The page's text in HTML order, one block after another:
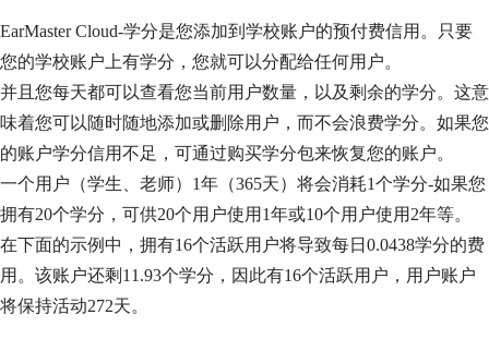
EarMaster Cloud-学分是您添加到学校账户的预付费信用。只要
您的学校账户上有学分，您就可以分配给任何用户。
并且您每天都可以查看您当前用户数量，以及剩余的学分。这意
味着您可以随时随地添加或删除用户，而不会浪费学分。如果您
的账户学分信用不足，可通过购买学分包来恢复您的账户。
一个用户（学生、老师）1年（365天）将会消耗1个学分-如果您
拥有20个学分，可供20个用户使用1年或10个用户使用2年等。
在下面的示例中，拥有16个活跃用户将导致每日0.0438学分的费
用。该账户还剩11.93个学分，因此有16个活跃用户，用户账户
将保持活动272天。